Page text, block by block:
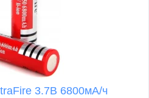
3.7В 6800мА/ч